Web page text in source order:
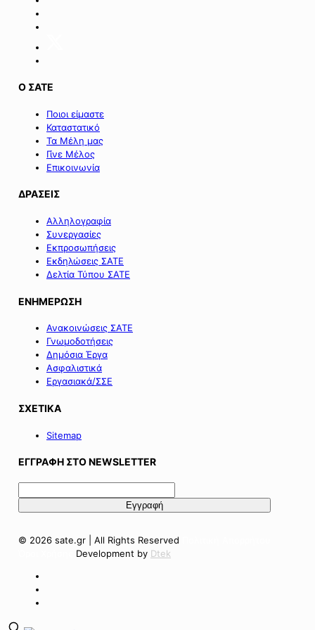
Ο ΣΑΤΕ
Ποιοι είμαστε
Καταστατικό
Τα Μέλη μας
Γίνε Μέλος
Επικοινωνία
ΔΡΑΣΕΙΣ
Αλληλογραφία
Συνεργασίες
Εκπροσωπήσεις
Εκδηλώσεις ΣΑΤΕ
Δελτία Τύπου ΣΑΤΕ
ΕΝΗΜΕΡΩΣΗ
Ανακοινώσεις ΣΑΤΕ
Γνωμοδοτήσεις
Δημόσια Έργα
Ασφαλιστικά
Εργασιακά/ΣΣΕ
ΣΧΕΤΙΚΑ
Sitemap
ΕΓΓΡΑΦΗ ΣΤΟ NEWSLETTER
© 2026 sate.gr | All Rights Reserved
Development by Dtek